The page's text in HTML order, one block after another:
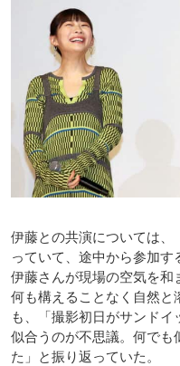
伊藤との共演については、
っていて、途中から参加す
伊藤さんが現場の空気を和
何も構えることなく自然
も、「撮影初日がサンドイ
似合うのが不思議。何でも
た」と振り返っていた。